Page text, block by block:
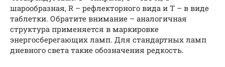
шарообразная, R – рефлекторного вида и Т – в виде
таблетки. Обратите внимание – аналогичная
структура применяется в маркировке
энергосберегающих ламп. Для стандартных ламп
дневного света такие обозначения редкость.